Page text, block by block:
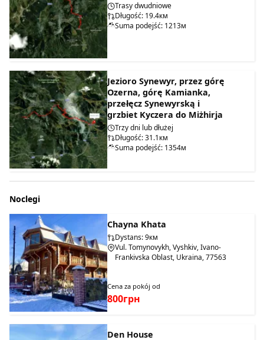
Trasy dwudniowe
Długość: 19.4км
Suma podejść: 1213м
Jezioro Synewyr, przez górę
Ozerna, górę Kamianka,
przełęcz Synewyrską i
grzbiet Kyczera do Miżhirja
Trzy dni lub dłużej
Długość: 31.1км
Suma podejść: 1354м
Noclegi
Chayna Khata
Dystans: 9км
Vul. Tomynovykh, Vyshkiv, Ivano-
Frankivska Oblast, Ukraina, 77563
Cena za pokój od
800грн
Den House